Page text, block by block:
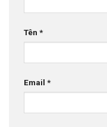
Tên *
Email *